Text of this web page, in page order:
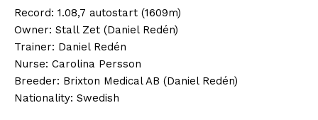
Record: 1.08,7 autostart (1609m)
Owner: Stall Zet (Daniel Redén)
Trainer: Daniel Redén
Nurse: Carolina Persson
Breeder: Brixton Medical AB (Daniel Redén)
Nationality: Swedish